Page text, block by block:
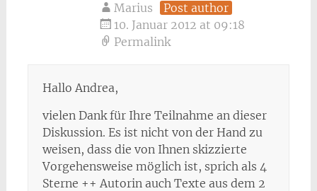
Marius
Post author
10. Januar 2012 at 09:18
Permalink
Hallo Andrea,
vielen Dank für Ihre Teilnahme an dieser
Diskussion. Es ist nicht von der Hand zu
weisen, dass die von Ihnen skizzierte
Vorgehensweise möglich ist, sprich als 4
Sterne ++ Autorin auch Texte aus dem 2